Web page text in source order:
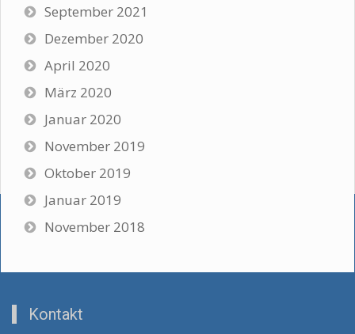
September 2021
Dezember 2020
April 2020
März 2020
Januar 2020
November 2019
Oktober 2019
Januar 2019
November 2018
Kontakt